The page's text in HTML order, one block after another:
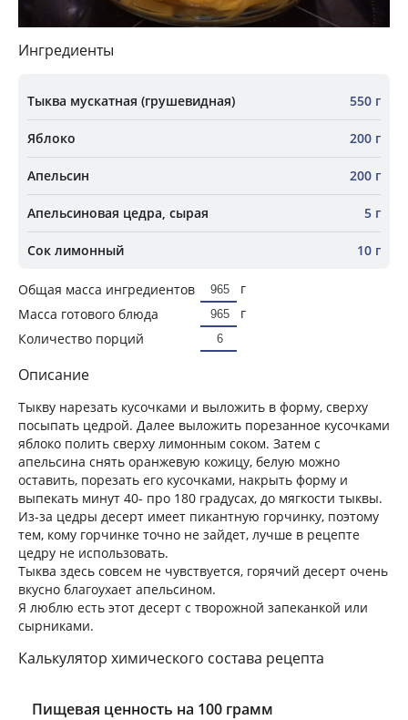
Ингредиенты
Тыква мускатная (грушевидная) 550 г
Яблоко 200 г
Апельсин 200 г
Апельсиновая цедра, сырая 5 г
Сок лимонный 10 г
Общая масса ингредиентов
г
Масса готового блюда
г
Количество порций
Описание
Тыкву нарезать кусочками и выложить в форму, сверху
посыпать цедрой. Далее выложить порезанное кусочками
яблоко полить сверху лимонным соком. Затем с
апельсина снять оранжевую кожицу, белую можно
оставить, порезать его кусочками, накрыть форму и
выпекать минут 40- про 180 градусах, до мягкости тыквы.
Из-за цедры десерт имеет пикантную горчинку, поэтому
тем, кому горчинке точно не зайдет, лучше в рецепте
цедру не использовать.
Тыква здесь совсем не чувствуется, горячий десерт очень
вкусно благоухает апельсином.
Я люблю есть этот десерт с творожной запеканкой или
сырниками.
Калькулятор химического состава рецепта
Пищевая ценность на 100 грамм